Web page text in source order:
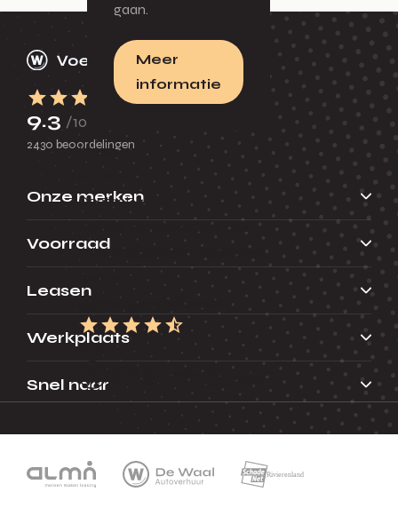
gaan.
Meer
informatie
Huren
Contact
Erkend Duurzaam
9.3
9.3 /10
2430 beoordelingen
Onze merken
Voorraad
Leasen
Werkplaats
Snel naar